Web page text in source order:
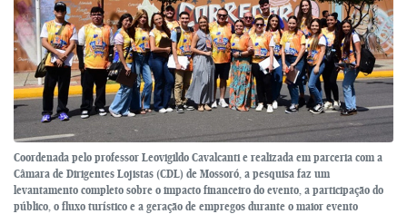
Coordenada pelo professor Leovigildo Cavalcanti e realizada em parceria com a
Câmara de Dirigentes Lojistas (CDL) de Mossoró, a pesquisa faz um
levantamento completo sobre o impacto financeiro do evento, a participação do
público, o fluxo turístico e a geração de empregos durante o maior evento